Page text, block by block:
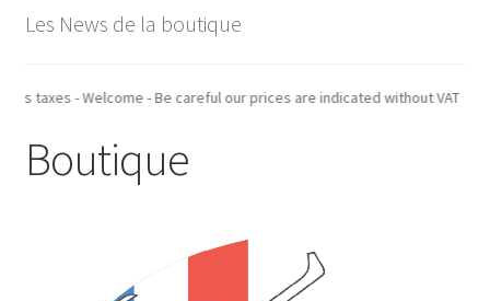
Conditions générales de vente
Mon compte
Paiement
Recommandations techniques
Les News de la boutique
hors taxes - Welcome - Be careful our prices are indicated
Boutique